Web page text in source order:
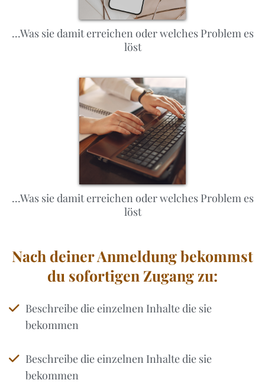
...Was sie damit erreichen oder welches Problem es
löst
...Was sie damit erreichen oder welches Problem es
löst
Nach deiner Anmeldung bekommst
du sofortigen Zugang zu:
Beschreibe die einzelnen Inhalte die sie
bekommen
Beschreibe die einzelnen Inhalte die sie
bekommen